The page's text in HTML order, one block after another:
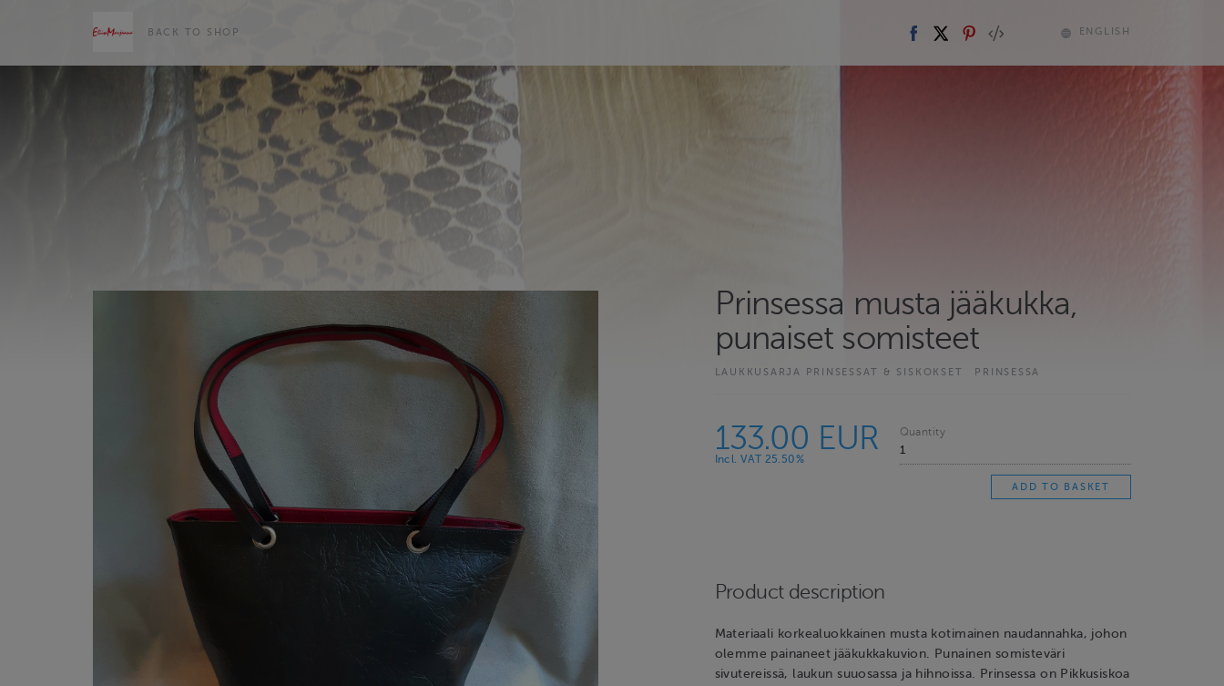
BACK TO SHOP ENGLISH
Prinsessa musta jääkukka,
punaiset somisteet
LAUKKUSARJA PRINSESSAT & SISKOKSET PRINSESSA
133.00 EUR
Incl. VAT 25.50%
Quantity
Product description
Materiaali korkealuokkainen musta kotimainen naudannahka, johon
olemme painaneet jääkukkakuvion. Punainen somisteväri
sivutereissä, laukun suuosassa ja hihnoissa. Prinsessa on Pikkusiskoa